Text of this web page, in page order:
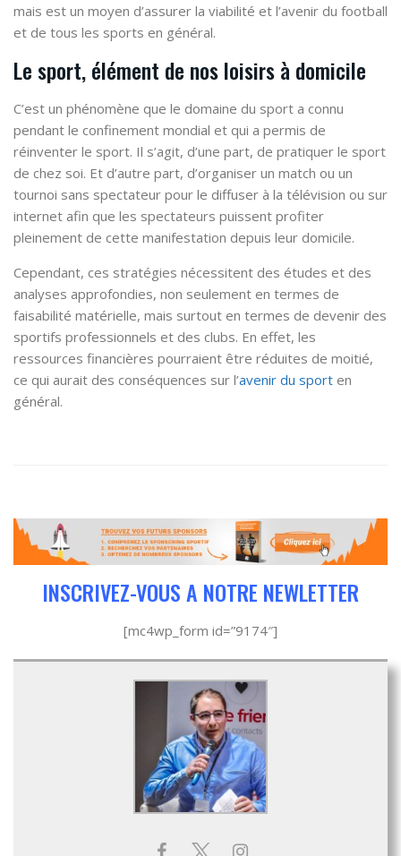
mais est un moyen d’assurer la viabilité et l’avenir du football
et de tous les sports en général.
Le sport, élément de nos loisirs à domicile
C’est un phénomène que le domaine du sport a connu
pendant le confinement mondial et qui a permis de
réinventer le sport. Il s’agit, d’une part, de pratiquer le sport
de chez soi. Et d’autre part, d’organiser un match ou un
tournoi sans spectateur pour le diffuser à la télévision ou sur
internet afin que les spectateurs puissent profiter
pleinement de cette manifestation depuis leur domicile.
Cependant, ces stratégies nécessitent des études et des
analyses approfondies, non seulement en termes de
faisabilité matérielle, mais surtout en termes de devenir des
sportifs professionnels et des clubs. En effet, les
ressources financières pourraient être réduites de moitié,
ce qui aurait des conséquences sur l’avenir du sport en
général.
INSCRIVEZ-VOUS A NOTRE NEWLETTER
[mc4wp_form id=”9174″]